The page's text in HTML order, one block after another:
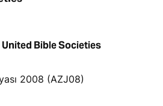
Bible Societies
2008 (AZJ08)